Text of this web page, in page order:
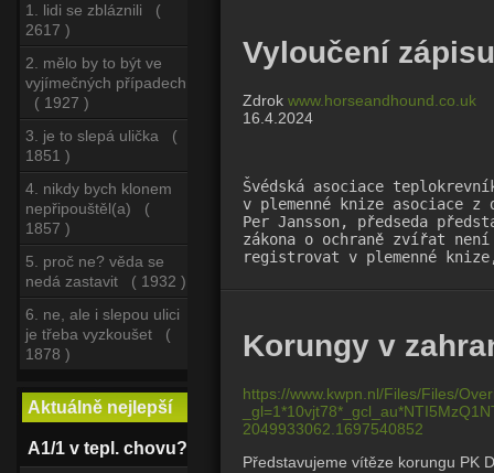
1. lidi se zbláznili (
2617 )
2. mělo by to být ve
vyjímečných případech
( 1927 )
3. je to slepá ulička (
1851 )
4. nikdy bych klonem
nepřipouštěl(a) (
1857 )
5. proč ne? věda se
nedá zastavit ( 1932 )
6. ne, ale i slepou ulici
je třeba vyzkoušet (
1878 )
Aktuálně nejlepší
A1/1 v tepl. chovu?
Vyloučení
Zdrok www.horseandhound.co.uk
16.4.2024
Švédská asociace
v plemenné knize asociace
Per Jansson, předseda
zákona o ochraně zvířat
registrovat v plemenné
Korungy v
https://www.kwpn.nl/Files/Files/
2049933062.1697540852
Představujeme vítěze korungu PK